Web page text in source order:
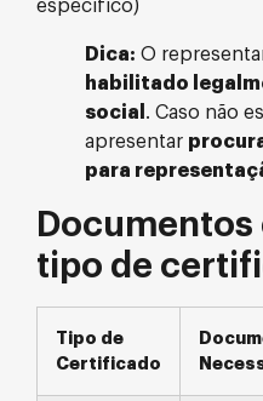
específico)
Dica: O
habilitado
social . Caso não
apresentar
para
tipo de
Tipo de
Certificado